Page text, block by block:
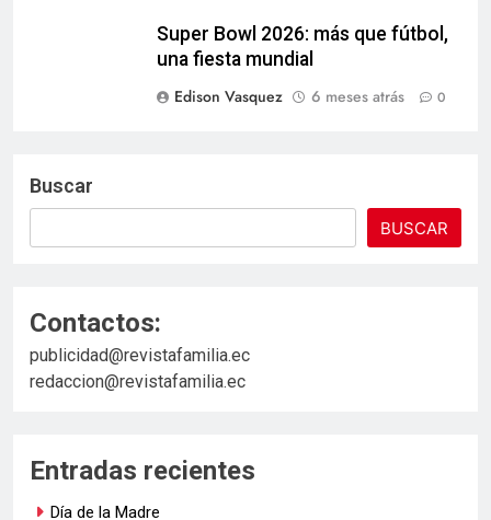
Super Bowl 2026: más que fútbol,
una fiesta mundial
Edison Vasquez
6 meses atrás 0
Buscar
BUSCAR
Contactos:
publicidad@revistafamilia.ec
redaccion@revistafamilia.ec
Entradas recientes
Día de la Madre